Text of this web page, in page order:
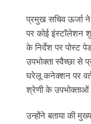
प्रमुख सचिव ऊर्जा ने
पर कोई इंस्टॉलेशन
के निर्देश पर पोस्ट
उपभोक्ता स्वैच्छा से
घरेलू कनेक्शन पर
श्रेणी के उपभोक्ताओं
उन्होंने बताया की